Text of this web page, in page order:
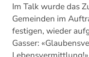
Im Talk wurde das
Gemeinden im
festigen, wieder
Gasser: